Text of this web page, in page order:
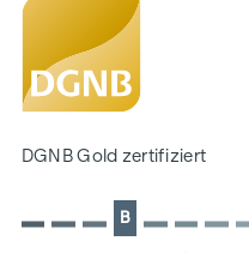
166 Tiefgaragenstellplätze
Ideal für Anleger und
DGNB Gold
Lage direkt an der
NACHHALTIGKEIT
Erschaffung von
DGNB Gold zertifiziert
B